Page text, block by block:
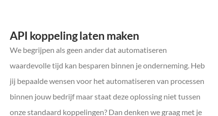
API koppeling laten maken
We begrijpen als geen ander dat automatiseren
waardevolle tijd kan besparen binnen je onderneming. Heb
jij bepaalde wensen voor het automatiseren van processen
binnen jouw bedrijf maar staat deze oplossing niet tussen
onze standaard koppelingen? Dan denken we graag met je